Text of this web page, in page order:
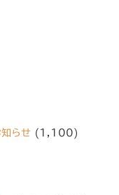
らせ (1,100)